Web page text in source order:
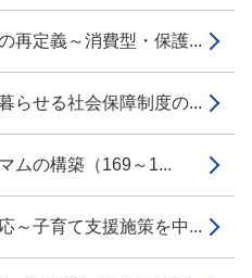
再定義～消費型・保護...
らせる社会保障制度の...
ムの構築（169～1...
～子育て支援施策を中...